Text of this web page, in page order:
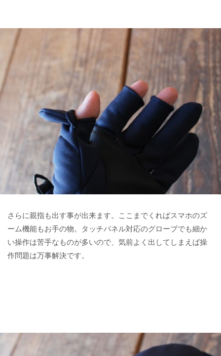
さらに親指も出す事が出来ます。ここまでくればスマホのズ
ーム機能もお手の物。タッチパネル対応のグローブでも細か
い操作は苦手なものが多いので、気前よく出してしまえば操
作問題は万事解決です。